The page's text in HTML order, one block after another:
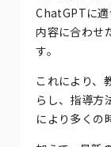
ChatGPTに
内容に合わせ
す。
これにより、
らし、指導方
により多くの